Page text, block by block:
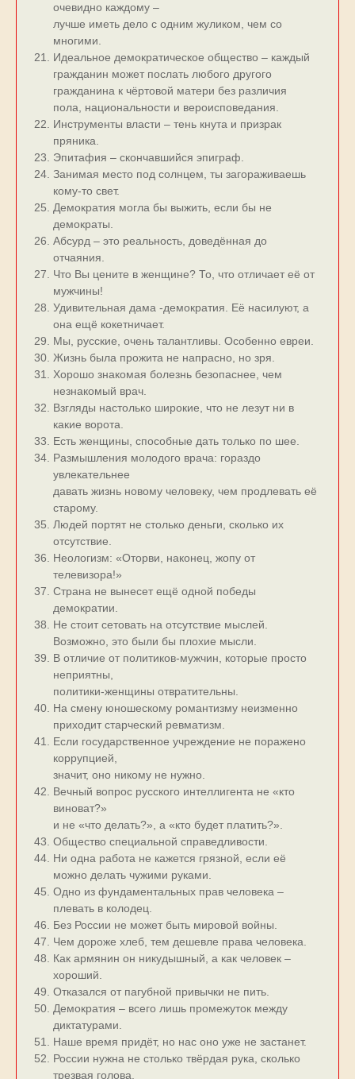
очевидно каждому –
лучше иметь дело с одним жуликом, чем со
многими.
Идеальное демократическое общество – каждый
гражданин может послать любого другого
гражданина к чёртовой матери без различия
пола, национальности и вероисповедания.
Инструменты власти – тень кнута и призрак
пряника.
Эпитафия – скончавшийся эпиграф.
Занимая место под солнцем, ты загораживаешь
кому-то свет.
Демократия могла бы выжить, если бы не
демократы.
Абсурд – это реальность, доведённая до
отчаяния.
Что Вы цените в женщине? То, что отличает её от
мужчины!
Удивительная дама -демократия. Её насилуют, а
она ещё кокетничает.
Мы, русские, очень талантливы. Особенно евреи.
Жизнь была прожита не напрасно, но зря.
Хорошо знакомая болезнь безопаснее, чем
незнакомый врач.
Взгляды настолько широкие, что не лезут ни в
какие ворота.
Есть женщины, способные дать только по шее.
Размышления молодого врача: гораздо
увлекательнее
давать жизнь новому человеку, чем продлевать её
старому.
Людей портят не столько деньги, сколько их
отсутствие.
Неологизм: «Оторви, наконец, жопу от
телевизора!»
Страна не вынесет ещё одной победы
демократии.
Не стоит сетовать на отсутствие мыслей.
Возможно, это были бы плохие мысли.
В отличие от политиков-мужчин, которые просто
неприятны,
политики-женщины отвратительны.
На смену юношескому романтизму неизменно
приходит старческий ревматизм.
Если государственное учреждение не поражено
коррупцией,
значит, оно никому не нужно.
Вечный вопрос русского интеллигента не «кто
виноват?»
и не «что делать?», а «кто будет платить?».
Общество специальной справедливости.
Ни одна работа не кажется грязной, если её
можно делать чужими руками.
Одно из фундаментальных прав человека –
плевать в колодец.
Без России не может быть мировой войны.
Чем дороже хлеб, тем дешевле права человека.
Как армянин он никудышный, а как человек –
хороший.
Отказался от пагубной привычки не пить.
Демократия – всего лишь промежуток между
диктатурами.
Наше время придёт, но нас оно уже не застанет.
России нужна не столько твёрдая рука, сколько
трезвая голова.